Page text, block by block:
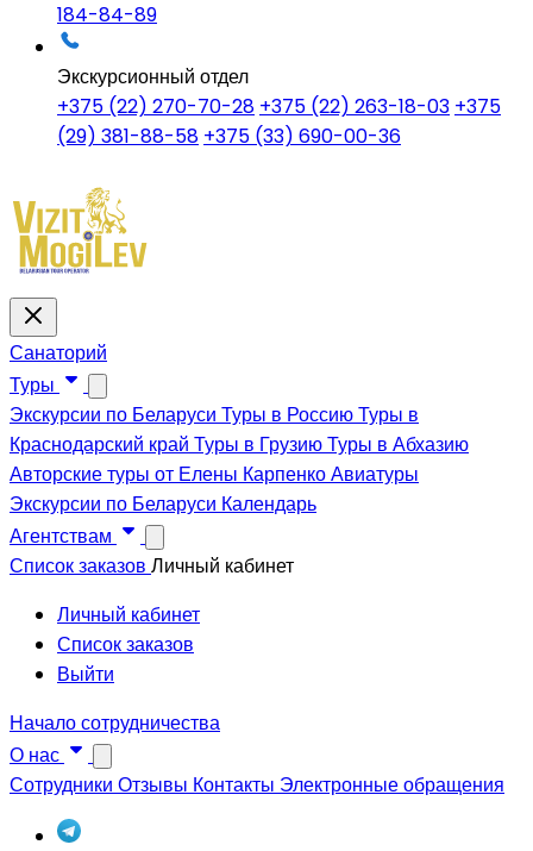
184-84-89
Экскурсионный отдел
+375 (22) 270-70-28 +375 (22) 263-18-03 +375
(29) 381-88-58 +375 (33) 690-00-36
Санаторий
Туры
Экскурсии по Беларуси Туры в РоссиюТуры в
Краснодарский край Туры в ГрузиюТуры в Абхазию
Авторские туры от Елены КарпенкоАвиатуры
Экскурсии по Беларуси Календарь
Агентствам
Список заказов Личный кабинет
Личный кабинет
Список заказов
Выйти
Начало сотрудничества
О нас
Сотрудники Отзывы Контакты Электронные обращения